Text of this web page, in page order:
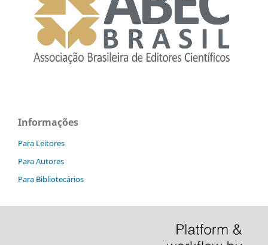
Informações
Para Leitores
Para Autores
Para Bibliotecários